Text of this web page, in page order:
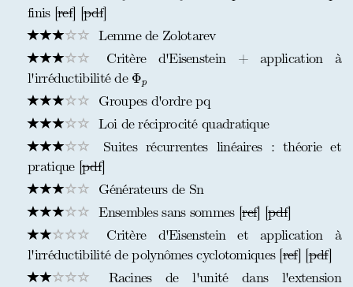
finis [ref] [pdf]
Lemme de Zolotarev
Critère d'Eisenstein + application à
l'irréductibilité de Φp
Φ
Groupes d'ordre pq
Loi de réciprocité quadratique
Suites récurrentes linéaires : théorie et
pratique [pdf]
Générateurs de Sn
Ensembles sans sommes [ref] [pdf]
Critère d'Eisenstein et application à
l'irréductibilité de polynômes cyclotomiques [ref] [pdf]
Racines de l'unité dans l'extension